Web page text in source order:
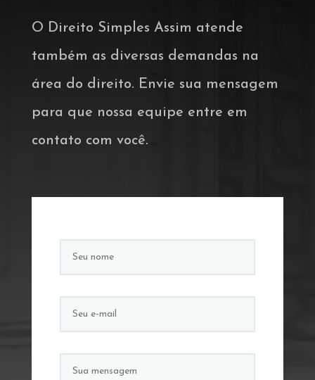
O Direito Simples Assim atende
também as diversas demandas na
área do direito. Envie sua mensagem
para que nossa equipe entre em
contato com você.